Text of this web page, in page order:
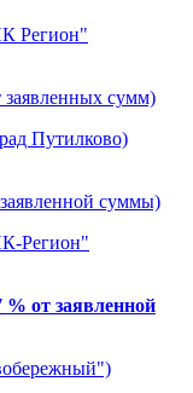
Регион"
заявленных сумм)
Путилково)
суммы)
Регион"
% от заявленной